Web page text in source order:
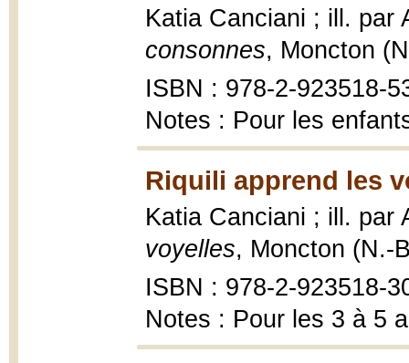
Katia Canciani ; ill. par
consonnes, Moncton
ISBN : 978-2-923518-
Notes : Pour les
Riquili apprend les
Katia Canciani ; ill. par
voyelles, Moncton (N.-
ISBN : 978-2-923518-
Notes : Pour les 3 à 5